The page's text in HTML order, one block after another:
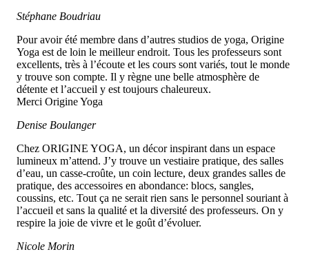
Stéphane Boudriau
Pour avoir été membre dans d’autres studios de yoga, Origine
Yoga est de loin le meilleur endroit. Tous les professeurs sont
excellents, très à l’écoute et les cours sont variés, tout le monde
y trouve son compte. Il y règne une belle atmosphère de
détente et l’accueil y est toujours chaleureux.
Merci Origine Yoga
Denise Boulanger
Chez ORIGINE YOGA, un décor inspirant dans un espace
lumineux m’attend. J’y trouve un vestiaire pratique, des salles
d’eau, un casse-croûte, un coin lecture, deux grandes salles de
pratique, des accessoires en abondance: blocs, sangles,
coussins, etc. Tout ça ne serait rien sans le personnel souriant à
l’accueil et sans la qualité et la diversité des professeurs. On y
respire la joie de vivre et le goût d’évoluer.
Nicole Morin